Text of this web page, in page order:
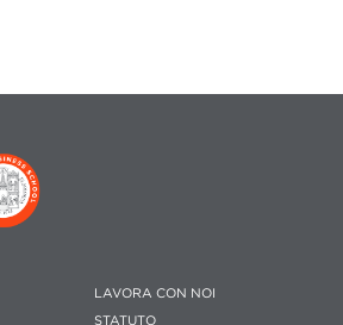
LAVORA CON NOI
STATUTO